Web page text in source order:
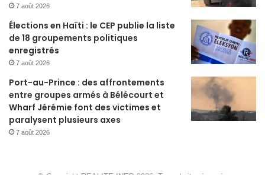
7 août 2026
Élections en Haïti : le CEP publie la liste
de 18 groupements politiques
enregistrés
7 août 2026
Port-au-Prince : des affrontements
entre groupes armés à Bélécourt et
Wharf Jérémie font des victimes et
paralysent plusieurs axes
7 août 2026